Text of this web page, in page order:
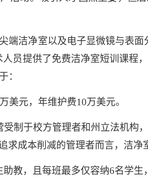
端洁净室以及电子显微镜与表
员提供了免费洁净室短训课程
：
万美元，年维护费10万美元。
制于校方管理者和州立法机构
求成本削减的管理者而言，洁净
教，且每班最多仅容纳6名学生